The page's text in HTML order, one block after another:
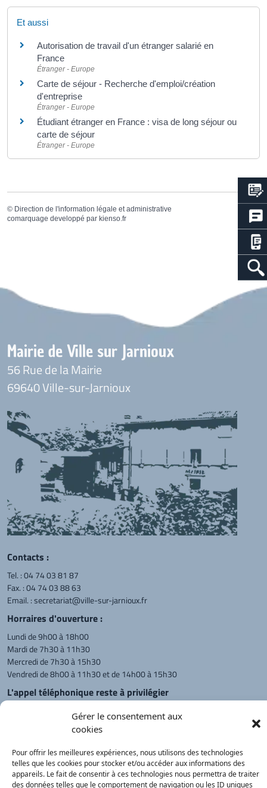
Gérer le consentement aux
cookies
Pour offrir les meilleures expériences, nous utilisons des technologies
telles que les cookies pour stocker et/ou accéder aux informations des
appareils. Le fait de consentir à ces technologies nous permettra de traiter
des données telles que le comportement de navigation ou les ID uniques
Et aussi
Autorisation de travail d'un étranger salarié en
France
Étranger - Europe
Carte de séjour - Recherche d'emploi/création
d'entreprise
Étranger - Europe
Étudiant étranger en France : visa de long séjour ou
carte de séjour
Étranger - Europe
© Direction de l'information légale et administrative
comarquage developpé par kienso.fr
Mairie de Ville sur Jarnioux
56 Rue de la Mairie
69640 Ville-sur-Jarnioux
Contacts :
Tel. :04 74 03 81 87
Fax. : 04 74 03 88 63
Email. :secretariat@ville-sur-jarnioux.fr
Horraires d'ouverture :
Lundi de 9h00 à 18h00
Mardi de 7h30 à 11h30
Mercredi de 7h30 à 15h30
Vendredi de 8h00 à 11h30 et de 14h00 à 15h30
L'appel téléphonique reste à privilégier
Monsieur le Maire et les adjoints
reçoivent sur rendez-vous.
Retour à l'accueil Actualités PanneauPocket Recherche